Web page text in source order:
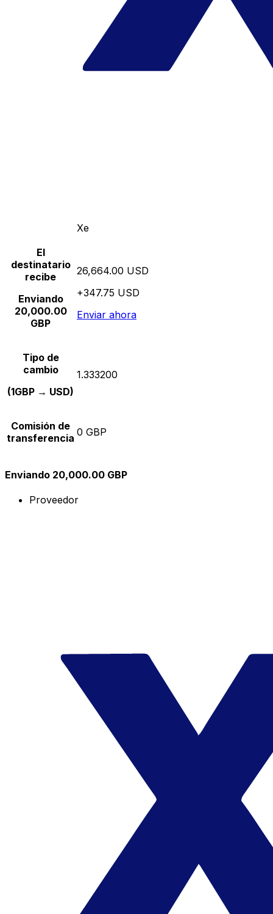
Xe
El
destinatario
recibe
Enviando
20,000.00
GBP
26,664.00 USD
+347.75 USD
Enviar ahora
Tipo de
cambio
(1GBP → USD)
1.333200
Comisión de
transferencia 0 GBP
Enviando 20,000.00 GBP
Proveedor